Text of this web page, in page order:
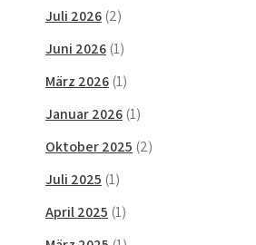
Juli 2026(2)
Juni 2026(1)
März 2026(1)
Januar 2026(1)
Oktober 2025 (2)
Juli 2025 (1)
April 2025 (1)